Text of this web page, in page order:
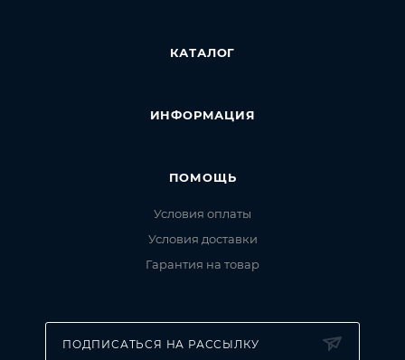
КАТАЛОГ
ИНФОРМАЦИЯ
ПОМОЩЬ
Условия оплаты
Условия доставки
Гарантия на товар
ПОДПИСАТЬСЯ НА РАССЫЛКУ